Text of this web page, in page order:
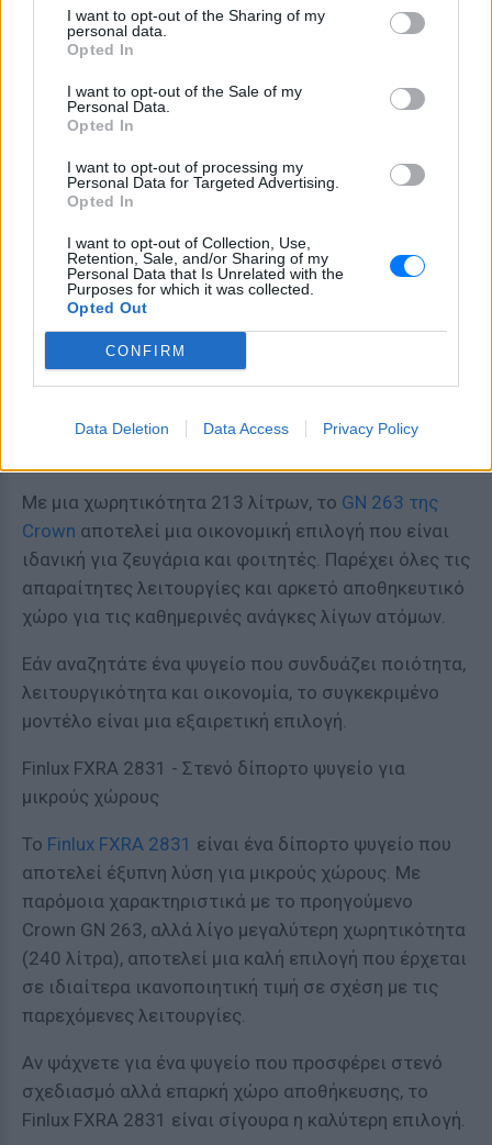
I want to opt-out of the Sharing of my
personal data.
Opted In
I want to opt-out of the Sale of my
Personal Data.
Opted In
I want to opt-out of processing my
Personal Data for Targeted Advertising.
Opted In
I want to opt-out of Collection, Use,
Retention, Sale, and/or Sharing of my
Personal Data that Is Unrelated with the
Purposes for which it was collected.
Opted Out
CONFIRM
Data Deletion Data Access Privacy Policy
παγάκια & κρύο νερό
Το ψυγείοLG GSXV80PZLE
καλύτερα και πιο όμορφα ψυγεία ντουλάπες με
έξοδο για παγάκια και κρύο νερό. Με μια
μοντέλο της Samsung, αυτό το ψυγείο προσφέρει
επίσης πολλές τεχνολογίες και λειτουργίες που
Με άλλα λόγια, είναι μία ακόμη ιδανική επιλογή για
οικογένειες που χρειάζονται πολύ χώρο για
αποθήκευση τροφίμων και ποτών.
Crown GN 263 - Το καλύτερο δίπορτο ψυγείο σε
Με μια χωρητικότητα 213 λίτρων, το GN 263 της
Crown αποτελεί μια οικονομική επιλογή που είναι
ιδανική για ζευγάρια και φοιτητές. Παρέχει όλες τις
απαραίτητες λειτουργίες και αρκετό αποθηκευτικό
χώρο για τις καθημερινές ανάγκες λίγων ατόμων.
Εάν αναζητάτε ένα ψυγείο που συνδυάζει ποιότητα,
λειτουργικότητα και οικονομία, το συγκεκριμένο
μοντέλο είναι μια εξαιρετική επιλογή.
Finlux FXRA 2831 - Στενό δίπορτο ψυγείο για
μικρούς χώρους
Το Finlux FXRA 2831 είναι ένα δίπορτο ψυγείο που
αποτελεί έξυπνη λύση για μικρούς χώρους. Με
παρόμοια χαρακτηριστικά με το προηγούμενο
Crown GN 263, αλλά λίγο μεγαλύτερη χωρητικότητα
(240 λίτρα), αποτελεί μια καλή επιλογή που έρχεται
σε ιδιαίτερα ικανοποιητική τιμή σε σχέση με τις
παρεχόμενες λειτουργίες.
Αν ψάχνετε για ένα ψυγείο που προσφέρει στενό
σχεδιασμό αλλά επαρκή χώρο αποθήκευσης, το
Finlux FXRA 2831 είναι σίγουρα η καλύτερη επιλογή.